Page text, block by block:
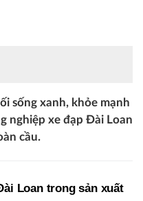
sống xanh, khỏe mạnh
nghiệp xe đạp Đài Loan
cầu.
Loan trong sản xuất